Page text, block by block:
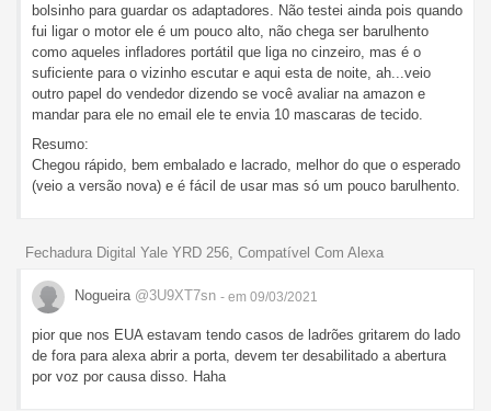
bolsinho para guardar os adaptadores. Não testei ainda pois quando
fui ligar o motor ele é um pouco alto, não chega ser barulhento
como aqueles infladores portátil que liga no cinzeiro, mas é o
suficiente para o vizinho escutar e aqui esta de noite, ah...veio
outro papel do vendedor dizendo se você avaliar na amazon e
mandar para ele no email ele te envia 10 mascaras de tecido.
Resumo:
Chegou rápido, bem embalado e lacrado, melhor do que o esperado
(veio a versão nova) e é fácil de usar mas só um pouco barulhento.
Fechadura Digital Yale YRD 256, Compatível Com Alexa
Nogueira @3U9XT7sn - em 09/03/2021
pior que nos EUA estavam tendo casos de ladrões gritarem do lado
de fora para alexa abrir a porta, devem ter desabilitado a abertura
por voz por causa disso. Haha